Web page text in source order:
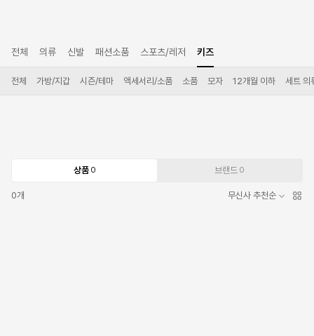
전체 의류 신발 패션소품 스포츠/레저 키즈
전체 가방/지갑 시즌/테마 액세서리/소품 소품 모자 12개월 이하 세트 의
상품 0 브랜드 0
0개 무신사 추천순